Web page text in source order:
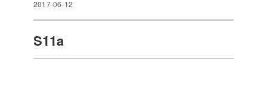
2017-06-12
S11a